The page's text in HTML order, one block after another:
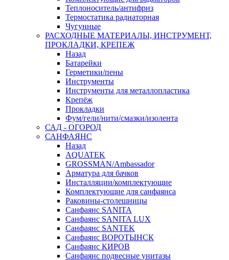
Теплоноситель/антифриз
Термостатика радиаторная
Чугунные
РАСХОДНЫЕ МАТЕРИАЛЫ, ИНСТРУМЕНТ,
ПРОКЛАДКИ, КРЕПЕЖ
Назад
Батарейки
Герметики/пены
Инструменты
Инструменты для металлопластика
Крепёж
Прокладки
Фум/гели/нити/смазки/изолента
САД - ОГОРОД
САНФАЯНС
Назад
AQUATEK
GROSSMAN/Ambassador
Арматура для бачков
Инсталляции/комплектующие
Комплектующие для санфаянса
Раковины-столешницы
Санфаянс SANITA
Санфаянс SANITA LUX
Санфаянс SANTEK
Санфаянс ВОРОТЫНСК
Санфаянс КИРОВ
Санфаянс подвесные унитазы